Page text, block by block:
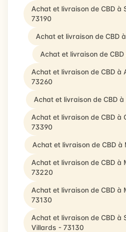
Achat et livraison de CBD à
73190
Achat et livraison de CBD
Achat et livraison de
Achat et livraison de CBD à
73260
Achat et livraison de CBD
Achat et livraison de CBD à
73390
Achat et livraison de CBD
Achat et livraison de CBD à
73220
Achat et livraison de CBD à
73130
Achat et livraison de CBD à
Villards - 73130